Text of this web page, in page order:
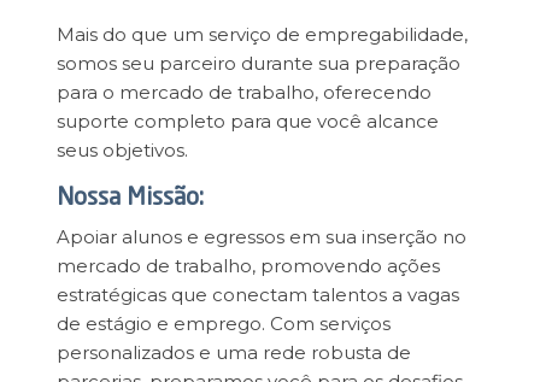
Mais do que um serviço de empregabilidade,
somos seu parceiro durante sua preparação
para o mercado de trabalho, oferecendo
suporte completo para que você alcance
seus objetivos.
Nossa Missão:
Apoiar alunos e egressos em sua inserção no
mercado de trabalho, promovendo ações
estratégicas que conectam talentos a vagas
de estágio e emprego. Com serviços
personalizados e uma rede robusta de